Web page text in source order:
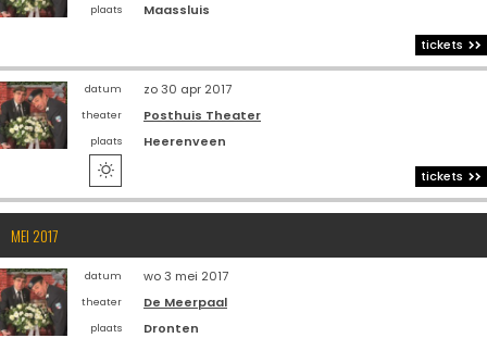
plaats
Maassluis
tickets
datum zo 30 apr 2017
theater Posthuis Theater
plaats Heerenveen
 tickets
MEI 2017
datum wo 3 mei 2017
theater De Meerpaal
plaats
Dronten